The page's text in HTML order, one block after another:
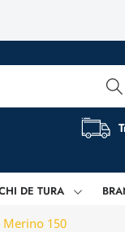
DE TURA
150